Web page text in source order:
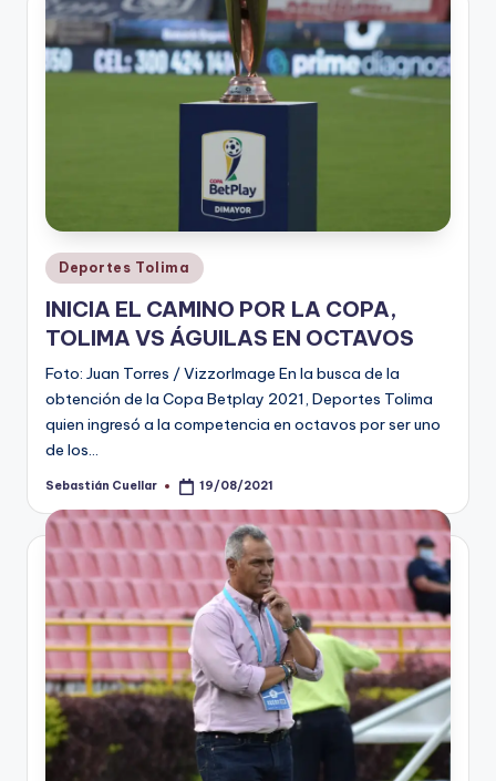
Publicado
en
Deportes Tolima
INICIA EL CAMINO POR LA COPA,
TOLIMA VS ÁGUILAS EN OCTAVOS
Foto: Juan Torres / VizzorImage En la busca de la
obtención de la Copa Betplay 2021, Deportes Tolima
quien ingresó a la competencia en octavos por ser uno
de los…
Publicado
Sebastián Cuellar 19/08/2021